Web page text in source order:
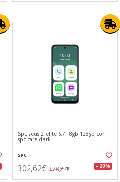
Spc zeus 2 elite 6.7" 8gb 128gb con
spc care dark
SPC
302,62€ 378,27€ - 20%